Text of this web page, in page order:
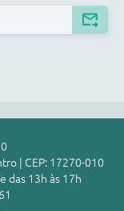
| CEP: 17270-010
das 13h às 17h